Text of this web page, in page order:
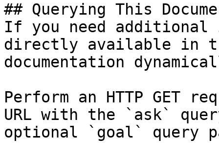
## Querying This
If you need
directly available in
documentation
Perform an HTTP GET
URL with the `ask`
optional `goal` query